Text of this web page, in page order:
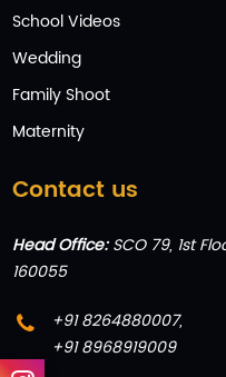
School Videos
Wedding
Family Shoot
Maternity
Contact us
Head Office:SCO 79, 1st
160055
+91 8264880007,
+91 8968919009